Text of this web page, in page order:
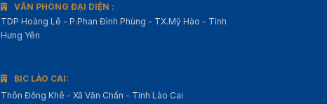
VĂN PHÒNG ĐẠI DIỆN :
TDP Hoàng Lê - P.Phan Đình Phùng - TX.Mỹ Hào - Tỉnh
Hưng Yên
BIC LÀO CAI:
Thôn Đồng Khê - Xã Văn Chấn - Tỉnh Lào Cai